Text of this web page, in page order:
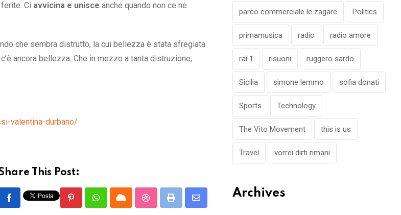
Ci avvicina e unisce anche quando non ce ne
che sembra distrutto, la cui bellezza è stata sfregiata
ancora bellezza. Che in mezzo a tanta distruzione,
valentina-durbano/
This Post:
PinterestWhatsappCloud StumbleUpon
Print
Share
parco commerciale le zagare Politics
primamusica radio radio amore
rai 1 risuoni ruggero sardo
Sicilia simone lemmo sofia donati
Sports Technology
The Vito Movement this is us
Travel vorrei dirti rimani
Archives